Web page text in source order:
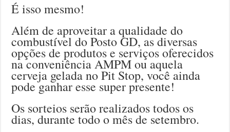
É isso mesmo!
Além de aproveitar a qualidade do
combustível do Posto GD, as diversas
opções de produtos e serviços oferecidos
na conveniência AMPM ou aquela
cerveja gelada no Pit Stop, você ainda
pode ganhar esse super presente!
Os sorteios serão realizados todos os
dias, durante todo o mês de setembro.